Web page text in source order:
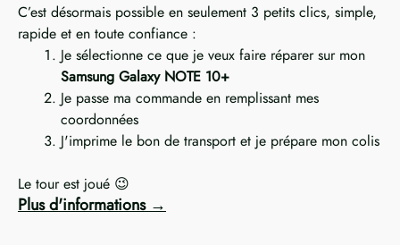
C’est désormais possible en seulement 3 petits clics, simple,
rapide et en toute confiance :
Je sélectionne ce que je veux faire réparer sur mon
Samsung Galaxy NOTE 10+
Je passe ma commande en remplissant mes
coordonnées
J'imprime le bon de transport et je prépare mon colis
Le tour est joué 😉
Plus d'informations